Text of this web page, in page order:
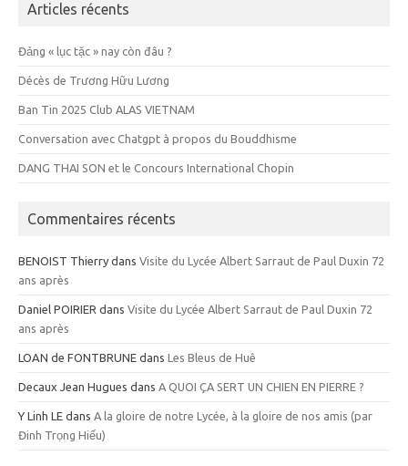
Articles récents
Đảng « lục tặc » nay còn đâu ?
Décès de Trương Hữu Lương
Ban Tin 2025 Club ALAS VIETNAM
Conversation avec Chatgpt à propos du Bouddhisme
DANG THAI SON et le Concours International Chopin
Commentaires récents
BENOIST Thierry dans Visite du Lycée Albert Sarraut de Paul Duxin 72
ans après
Daniel POIRIER dans Visite du Lycée Albert Sarraut de Paul Duxin 72
ans après
LOAN de FONTBRUNE dans Les Bleus de Huê
Decaux Jean Hugues dans A QUOI ÇA SERT UN CHIEN EN PIERRE ?
Y Linh LE dans A la gloire de notre Lycée, à la gloire de nos amis (par
Đinh Trọng Hiếu)